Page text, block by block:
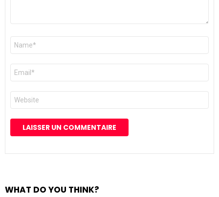
Nom
E-
mail
*
Site
web
WHAT DO YOU THINK?